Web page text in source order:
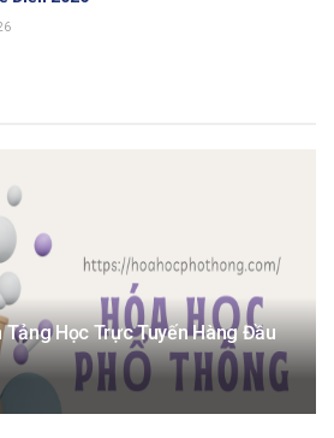
Tảng Học Trực Tuyến Hàng Đầu